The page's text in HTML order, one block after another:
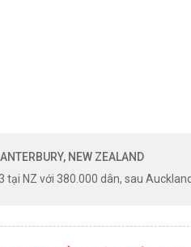
NEW ZEALAND
tại NZ với 380.000 dân, sau